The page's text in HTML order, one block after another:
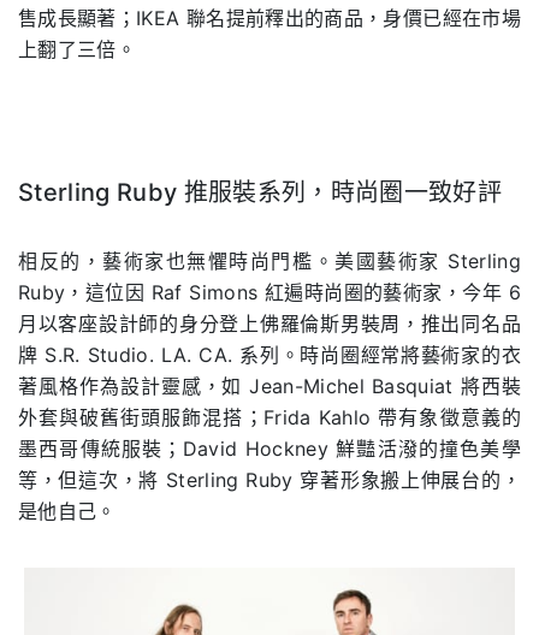
售成長顯著；IKEA 聯名提前釋出的商品，身價已經在市場
上翻了三倍。
Sterling Ruby 推服裝系列，時尚圈一致好評
相反的，藝術家也無懼時尚門檻。美國藝術家 Sterling
Ruby，這位因 Raf Simons 紅遍時尚圈的藝術家，今年 6
月以客座設計師的身分登上佛羅倫斯男裝周，推出同名品
牌 S.R. Studio. LA. CA. 系列。時尚圈經常將藝術家的衣
著風格作為設計靈感，如 Jean-Michel Basquiat 將西裝
外套與破舊街頭服飾混搭；Frida Kahlo 帶有象徵意義的
墨西哥傳統服裝；David Hockney 鮮豔活潑的撞色美學
等，但這次，將 Sterling Ruby 穿著形象搬上伸展台的，
是他自己。